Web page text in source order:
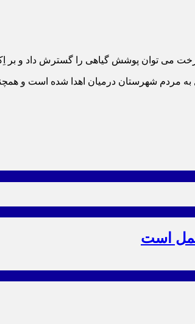
می توان پوشش گیاهی را گسترش داد و بر
به مردم شهرستان درمیان اهدا شده است و
عمل است